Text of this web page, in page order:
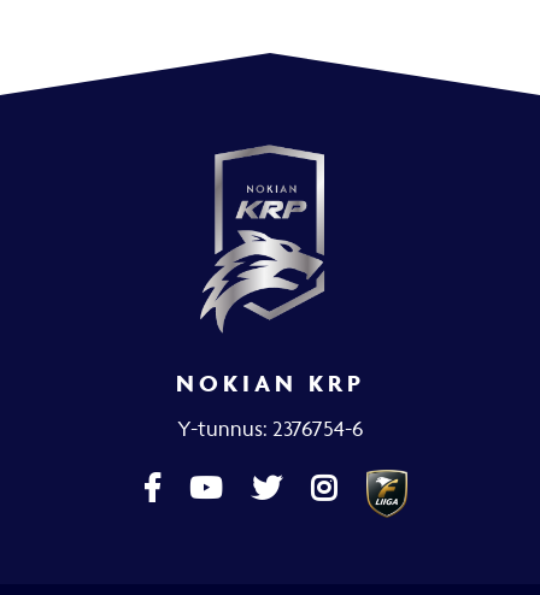
NOKIAN KRP
Y-tunnus: 2376754-6